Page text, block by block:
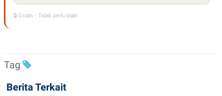
🔒 Gratis · Tidak perlu login
Tag
Berita Terkait